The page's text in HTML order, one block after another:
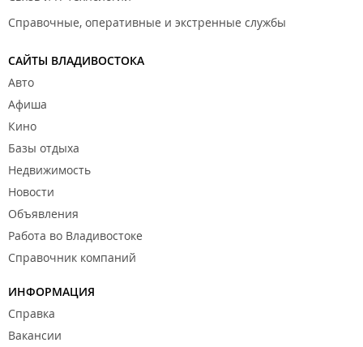
Справочные, оперативные и экстренные службы
САЙТЫ ВЛАДИВОСТОКА
Авто
Афиша
Кино
Базы отдыха
Недвижимость
Новости
Объявления
Работа во Владивостоке
Справочник компаний
ИНФОРМАЦИЯ
Справка
Вакансии